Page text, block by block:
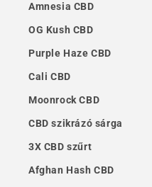
Amnesia CBD
OG Kush CBD
Purple Haze CBD
Cali CBD
Moonrock CBD
CBD szikrázó sárga
3X CBD szűrt
Afghan Hash CBD